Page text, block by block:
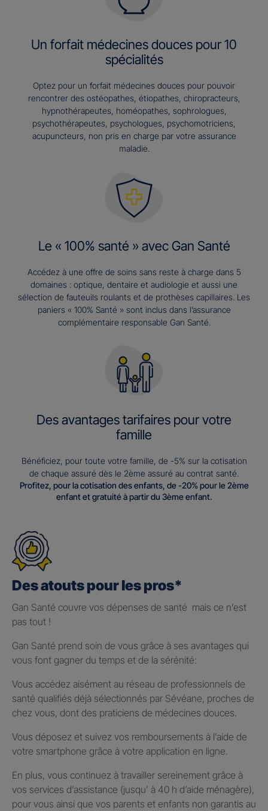
Un forfait médecines douces pour 10
spécialités
Optez pour un forfait médecines douces pour pouvoir
rencontrer des ostéopathes, étiopathes, chiropracteurs,
hypnothérapeutes, homéopathes, sophrologues,
psychothérapeutes, psychologues, psychomotriciens,
acupuncteurs, non pris en charge par votre assurance
maladie.
Le « 100% santé » avec Gan Santé
Accédez à une offre de soins sans reste à charge dans 5
domaines : optique, dentaire et audiologie et aussi une
sélection de fauteuils roulants et de prothèses capillaires. Les
paniers « 100% Santé » sont inclus dans l’assurance
complémentaire responsable Gan Santé.
Des avantages tarifaires pour votre
famille
Bénéficiez, pour toute votre famille, de -5% sur la cotisation
de chaque assuré dès le 2ème assuré au contrat santé.
Profitez, pour la cotisation des enfants, de -20% pour le 2ème
enfant et gratuité à partir du 3ème enfant.
Des atouts pour les pros*
Gan Santé couvre vos dépenses de santé mais ce n’est
pas tout !
Gan Santé prend soin de vous grâce à ses avantages qui
vous font gagner du temps et de la sérénité:
Vous accédez aisément au réseau de professionnels de
santé qualifiés déjà sélectionnés par Sévéane, proches de
chez vous, dont des praticiens de médecines douces.
Vous déposez et suivez vos remboursements à l’aide de
votre smartphone grâce à votre application en ligne.
En plus, vous continuez à travailler sereinement grâce à
vos services d’assistance (jusqu’ à 40 h d’aide ménagère),
pour vous ainsi que vos parents et enfants non garantis au